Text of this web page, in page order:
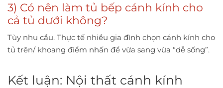
3) Có nên làm tủ bếp cánh kính cho
cả tủ dưới không?
Tùy nhu cầu. Thực tế nhiều gia đình chọn cánh kính cho
tủ trên/ khoang điểm nhấn để vừa sang vừa “dễ sống”.
Kết luận: Nội thất cánh kính